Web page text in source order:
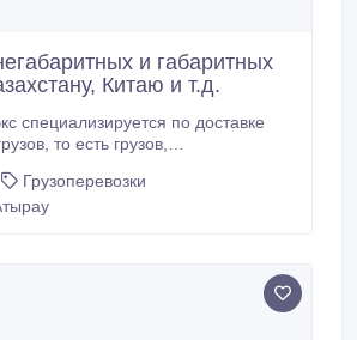
и габаритных
Китаю и т.д.
специализируется по доставке
грузов,
наших специалистов в такой
Грузоперевозки